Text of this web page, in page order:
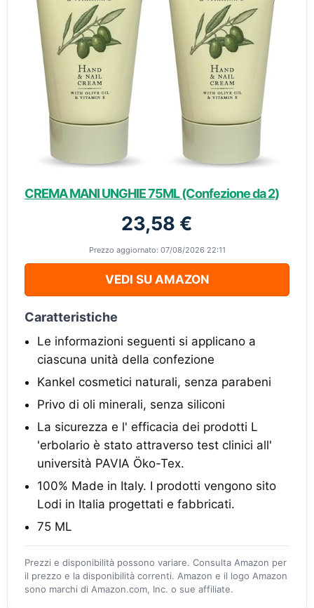
CREMA MANI UNGHIE 75ML (Confezione da 2)
23,58 €
Prezzo aggiornato: 07/08/2026 22:11
VEDI SU AMAZON
Caratteristiche
Le informazioni seguenti si applicano a
ciascuna unità della confezione
Kankel cosmetici naturali, senza parabeni
Privo di oli minerali, senza siliconi
La sicurezza e l' efficacia dei prodotti L
'erbolario è stato attraverso test clinici all'
università PAVIA Öko-Tex.
100% Made in Italy. I prodotti vengono sito
Lodi in Italia progettati e fabbricati.
75 ML
Prezzi e disponibilità possono variare. Consulta Amazon per
il prezzo e la disponibilità correnti. Amazon e il logo Amazon
sono marchi di Amazon.com, Inc. o sue affiliate.